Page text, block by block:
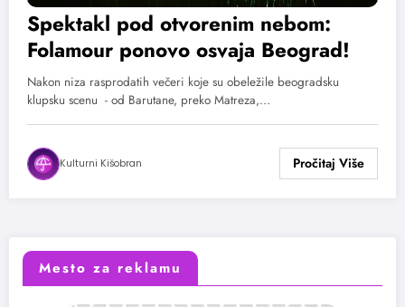
Spektakl pod otvorenim nebom:
Folamour ponovo osvaja Beograd!
Nakon niza rasprodatih večeri koje su obeležile beogradsku
klupsku scenu - od Barutane, preko Matreza,…
Kulturni Kišobran
Mesto za reklamu